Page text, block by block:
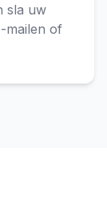
sla uw
mailen of